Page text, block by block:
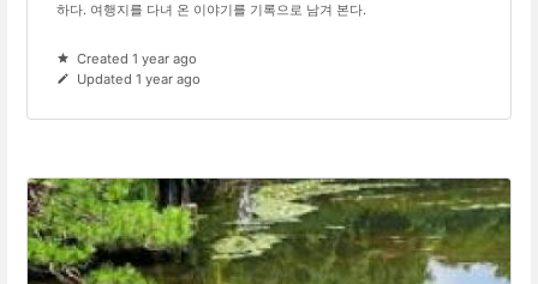
하다. 여행지를 다녀 온 이야기를 기록으로 남겨 본다.
Created 1 year ago
Updated 1 year ago